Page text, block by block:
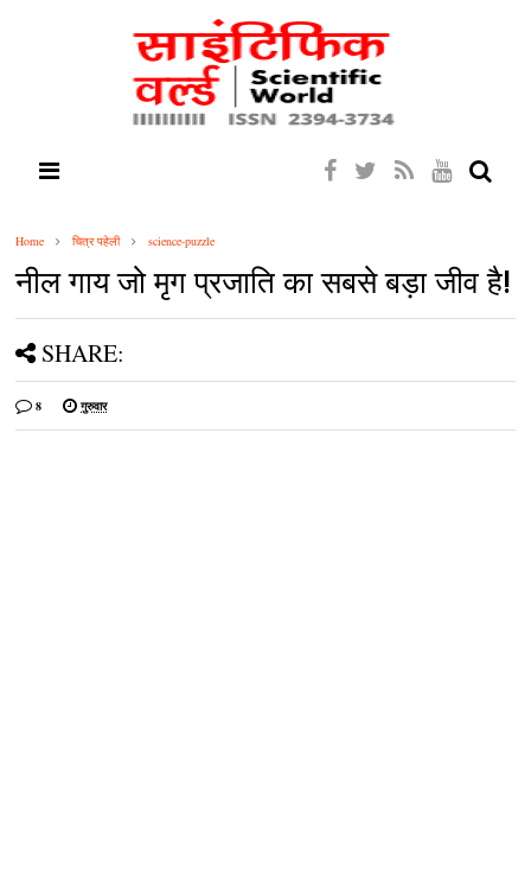
Home चित्र पहेली science-puzzle
नील गाय जो मृग प्रजाति का सबसे बड़ा जीव है!
SHARE:
8 गुरुवार